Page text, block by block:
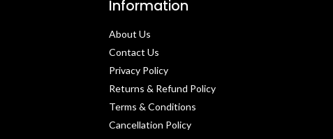
Information
About Us
Contact Us​
Privacy Policy​
Returns & Refund Policy
Terms & Conditions​
Cancellation Policy